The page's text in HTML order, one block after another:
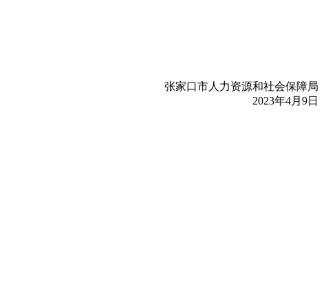
张家口市人力资源和社会保障局
2023年4月9日